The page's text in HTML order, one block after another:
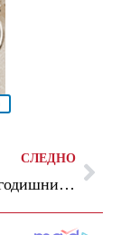
СЛЕДНО
Уапсен 18-годишник од Струмичко: при претрес пронајдена дрога